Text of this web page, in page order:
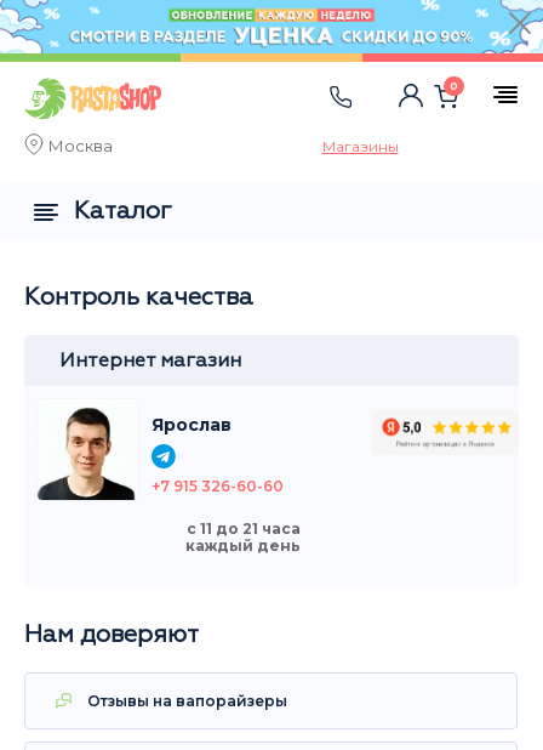
Москва Магазины
0
Контроль качества
Интернет магазин
Ярослав
+7 915 326-60-60
с 11 до 21 часа
каждый день
Нам доверяют
Отзывы на вапорайзеры
Каталог